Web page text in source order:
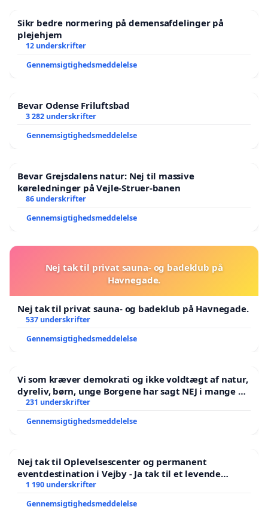
Sikr bedre normering på demensafdelinger på
plejehjem
12 underskrifter
Gennemsigtighedsmeddelelse
Bevar Odense Friluftsbad
3 282 underskrifter
Gennemsigtighedsmeddelelse
Bevar Grejsdalens natur: Nej til massive
køreledninger på Vejle-Struer-banen
86 underskrifter
Gennemsigtighedsmeddelelse
Nej tak til privat sauna- og badeklub på
Havnegade.
Nej tak til privat sauna- og badeklub på Havnegade.
537 underskrifter
Gennemsigtighedsmeddelelse
Vi som kræver demokrati og ikke voldtægt af natur,
dyreliv, børn, unge Borgene har sagt NEJ i mange år.
Der er
231 underskrifter
Gennemsigtighedsmeddelelse
Nej tak til Oplevelsescenter og permanent
eventdestination i Vejby - Ja tak til et levende
lokalområde i balance
1 190 underskrifter
Gennemsigtighedsmeddelelse